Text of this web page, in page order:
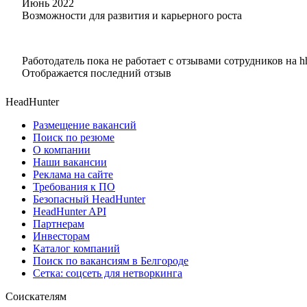
Июнь 2022
Возможности для развития и карьерного роста
Работодатель пока не работает с отзывами сотрудников на
Отображается последний отзыв
HeadHunter
Размещение вакансий
Поиск по резюме
О компании
Наши вакансии
Реклама на сайте
Требования к ПО
Безопасный HeadHunter
HeadHunter API
Партнерам
Инвесторам
Каталог компаний
Поиск по вакансиям в Белгороде
Сетка: соцсеть для нетворкинга
Соискателям